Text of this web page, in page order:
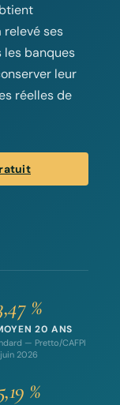
relevé ses
les banques
leur
réelles de
%
20 ANS
— Pretto/CAFPI
juin 2026
%